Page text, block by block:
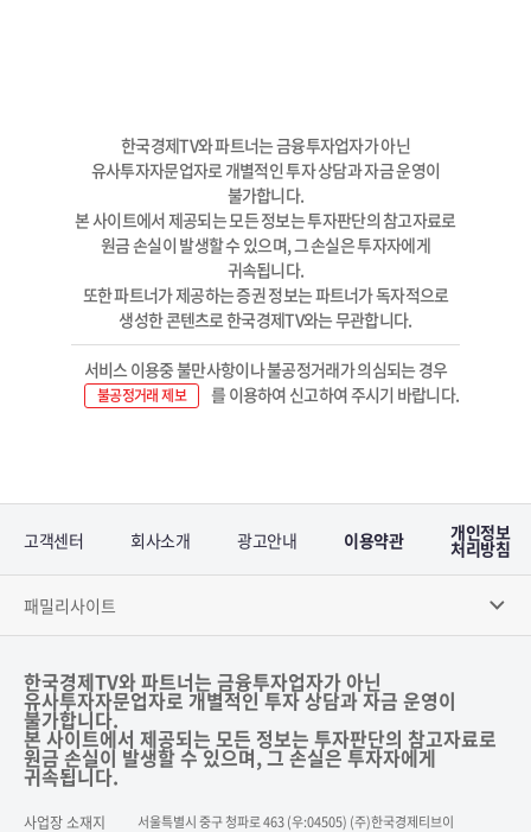
한국경제TV와 파트너는 금융투자업자가 아닌
유사투자자문업자로 개별적인 투자 상담과 자금 운영이
불가합니다.
본 사이트에서 제공되는 모든 정보는 투자판단의 참고자료로
원금 손실이 발생할 수 있으며, 그 손실은 투자자에게
귀속됩니다.
또한 파트너가 제공하는 증권 정보는 파트너가 독자적으로
생성한 콘텐츠로 한국경제TV와는 무관합니다.
서비스 이용중 불만사항이나 불공정거래가 의심되는 경우
불공정거래 제보 를 이용하여 신고하여 주시기 바랍니다.
고객센터 회사소개 광고안내 이용약관 개인정보
처리방침
패밀리사이트
한국경제TV와 파트너는 금융투자업자가 아닌
유사투자자문업자로 개별적인 투자 상담과 자금 운영이
불가합니다.
본 사이트에서 제공되는 모든 정보는 투자판단의 참고자료로
원금 손실이 발생할 수 있으며, 그 손실은 투자자에게
귀속됩니다.
사업장 소재지 서울특별시 중구 청파로 463 (우:04505) (주)한국경제티브이